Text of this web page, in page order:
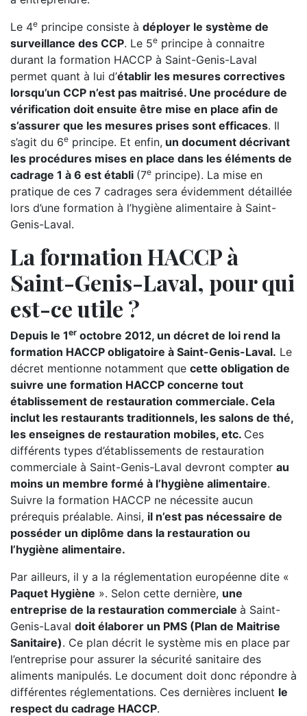
Le 4e principe consiste à déployer le système de
surveillance des CCP. Le 5e principe à connaitre
durant la formation HACCP à Saint-Genis-Laval
permet quant à lui d’établir les mesures correctives
lorsqu’un CCP n’est pas maitrisé. Une procédure de
vérification doit ensuite être mise en place afin de
s’assurer que les mesures prises sont efficaces. Il
s’agit du 6e principe. Et enfin, un document décrivant
les procédures mises en place dans les éléments de
cadrage 1 à 6 est établi (7e principe). La mise en
pratique de ces 7 cadrages sera évidemment détaillée
lors d’une formation à l’hygiène alimentaire à Saint-
Genis-Laval.
La formation HACCP à
Saint-Genis-Laval, pour qui
est-ce utile ?
Depuis le 1er octobre 2012, un décret de loi rend la
formation HACCP obligatoire à Saint-Genis-Laval. Le
décret mentionne notamment que cette obligation de
suivre une formation HACCP concerne tout
établissement de restauration commerciale. Cela
inclut les restaurants traditionnels, les salons de thé,
les enseignes de restauration mobiles, etc. Ces
différents types d’établissements de restauration
commerciale à Saint-Genis-Laval devront compter au
moins un membre formé à l’hygiène alimentaire.
Suivre la formation HACCP ne nécessite aucun
prérequis préalable. Ainsi, il n’est pas nécessaire de
posséder un diplôme dans la restauration ou
l’hygiène alimentaire.
Par ailleurs, il y a la réglementation européenne dite «
Paquet Hygiène ». Selon cette dernière, une
entreprise de la restauration commerciale à Saint-
Genis-Laval doit élaborer un PMS (Plan de Maitrise
Sanitaire). Ce plan décrit le système mis en place par
l’entreprise pour assurer la sécurité sanitaire des
aliments manipulés. Le document doit donc répondre à
différentes réglementations. Ces dernières incluent le
respect du cadrage HACCP.